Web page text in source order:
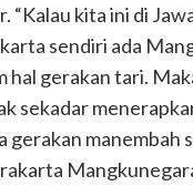
“Kalau kita ini di
sendiri ada
gerakan tari.
sekadar
gerakan manembah